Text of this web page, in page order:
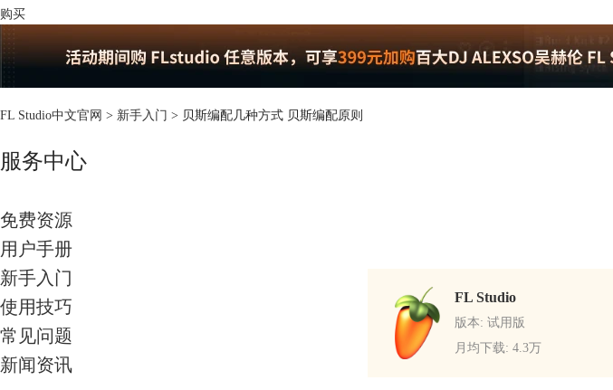
购买
FL Studio中文官网 > 新手入门 > 贝斯编配几种方式 贝斯编配原则
服务中心
免费资源
用户手册
新手入门
使用技巧
常见问题
新闻资讯
FL Studio
版本: 试用版
月均下载: 4.3万